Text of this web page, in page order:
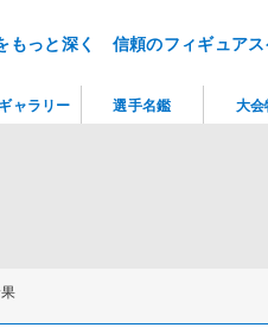
もっと深く 信頼のフィギュア
ャラリー 選手名鑑 大